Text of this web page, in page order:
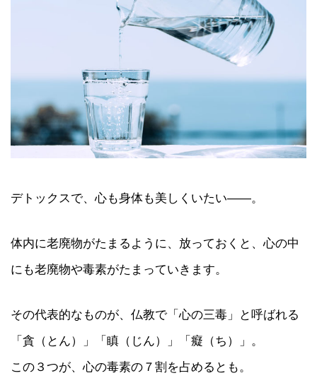
デトックスで、心も身体も美しくいたい――。
体内に老廃物がたまるように、放っておくと、心の中
にも老廃物や毒素がたまっていきます。
その代表的なものが、仏教で「心の三毒」と呼ばれる
「貪（とん）」「瞋（じん）」「癡（ち）」。
この３つが、心の毒素の７割を占めるとも。